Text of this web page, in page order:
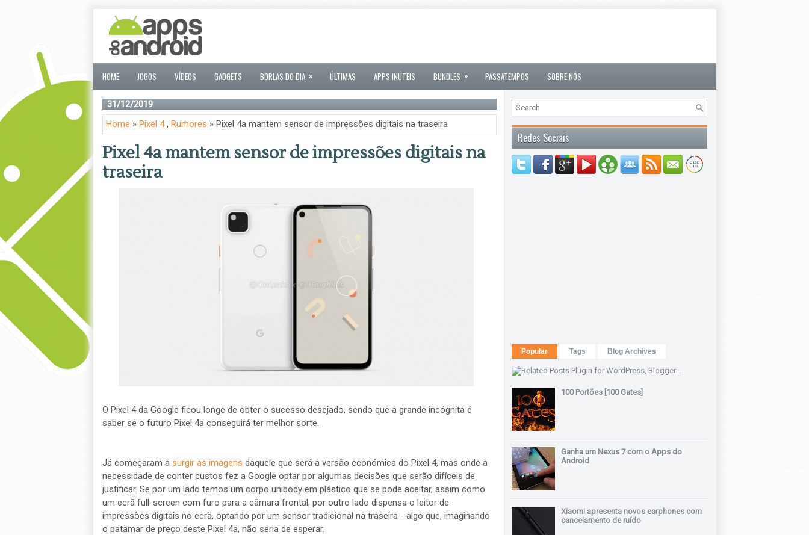
HOME JOGOS VÍDEOS GADGETS BORLAS DO DIA » ÚLTIMAS APPS INÚTEIS BUNDLES » PASSATEMPOS SOBRE NÓS
31/12/2019
Home » Pixel 4, Rumores » Pixel 4a mantem sensor de impressões digitais na traseira
Pixel 4a mantem sensor de impressões digitais na
traseira
O Pixel 4 da Google ficou longe de obter o sucesso desejado, sendo que a grande incógnita é
saber se o futuro Pixel 4a conseguirá ter melhor sorte.
Já começaram a surgir as imagens daquele que será a versão económica do Pixel 4, mas onde a
necessidade de conter custos fez a Google optar por algumas decisões que serão difíceis de
justificar. Se por um lado temos um corpo unibody em plástico que se pode aceitar, assim como
um ecrã full-screen com furo para a câmara frontal; por outro lado dispensa o leitor de
impressões digitais no ecrã, optando por um sensor tradicional na traseira - algo que, imaginando
o patamar de preço deste Pixel 4a, não seria de esperar.
Redes Sociais
Popular Tags Blog Archives
100 Portões [100 Gates]
Ganha um Nexus 7 com o Apps do
Android
Xiaomi apresenta novos earphones com
cancelamento de ruído